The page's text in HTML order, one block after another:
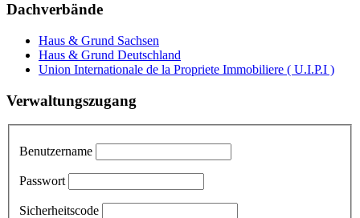
Dachverbände
Haus & Grund Sachsen
Haus & Grund Deutschland
Union Internationale de la Propriete Immobiliere ( U.I.P.I )
Verwaltungszugang
Benutzername
Passwort
Sicherheitscode